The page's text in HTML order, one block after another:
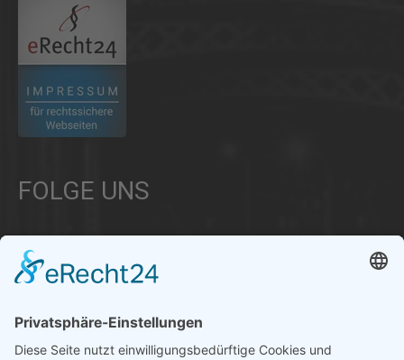
FOLGE UNS
Informationen aus Politik – Wirtschaft – Kultur – Umwelt –